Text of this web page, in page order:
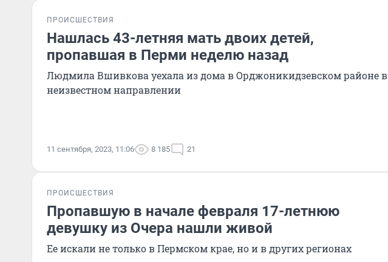
ПРОИСШЕСТВИЯ
Нашлась 43-летняя мать двоих детей,
пропавшая в Перми неделю назад
Людмила Вшивкова уехала из дома в Орджоникидзевском районе в
неизвестном направлении
11 сентября, 2023, 11:06 8 185 21
ПРОИСШЕСТВИЯ
Пропавшую в начале февраля 17-летнюю
девушку из Очера нашли живой
Ее искали не только в Пермском крае, но и в других регионах